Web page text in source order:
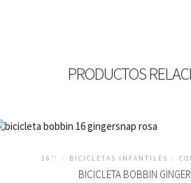
PRODUCTOS
16'' / BICICLETAS INFANTILES /
BICICLETA BOBBIN